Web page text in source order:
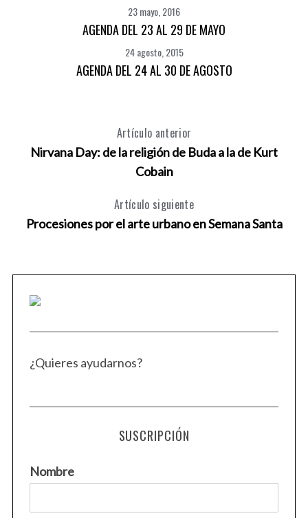
23 mayo, 2016
AGENDA DEL 23 AL 29 DE MAYO
24 agosto, 2015
AGENDA DEL 24 AL 30 DE AGOSTO
Artículo anterior
Nirvana Day: de la religión de Buda a la de Kurt
Cobain
Artículo siguiente
Procesiones por el arte urbano en Semana Santa
¿Quieres ayudarnos?
SUSCRIPCIÓN
Nombre
a
c
f
r